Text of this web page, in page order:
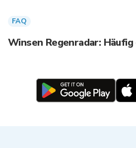
FAQ
Winsen Regenradar: